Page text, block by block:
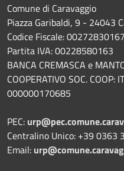
Comune di Caravaggio
Piazza Garibaldi, 9 - 24043
Codice Fiscale: 00272830167
Partita IVA: 00228580163
BANCA CREMASCA e
COOPERATIVO SOC.
000000170685
PEC:
Centralino Unico: +39 0363
Email: